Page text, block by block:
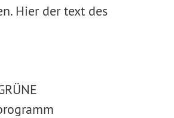
Hier der text des